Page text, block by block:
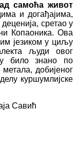
самоћа живот
и догађајима,
сретао у
Копаоника. Ова
језиком у циљу
људи овог
било знано по
добијеног
куршумлијске